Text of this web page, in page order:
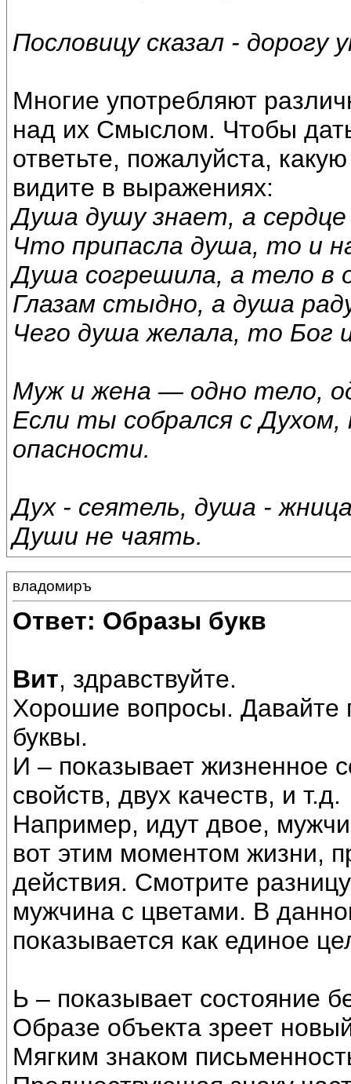
Пословицу сказал - дорогу
Многие употребляют
над их Смыслом. Чтобы
ответьте, пожалуйста,
видите в выражениях:
Душа душу знает, а
Что припасла душа, то и
Душа согрешила, а тело в
Глазам стыдно, а душа
Чего душа желала, то Бог
Муж и жена — одно тело,
Если ты собрался с
опасности.
Дух - сеятель, душа -
Души не чаять.
владомиръ
Ответ: Образы букв
Вит, здравствуйте.
Хорошие вопросы. Давайте
буквы.
И – показывает жизненное
свойств, двух качеств, и т.д.
Например, идут двое,
вот этим моментом жизни,
действия. Смотрите
мужчина с цветами. В
показывается как единое
Ь – показывает состояние
Образе объекта зреет
Мягким знаком